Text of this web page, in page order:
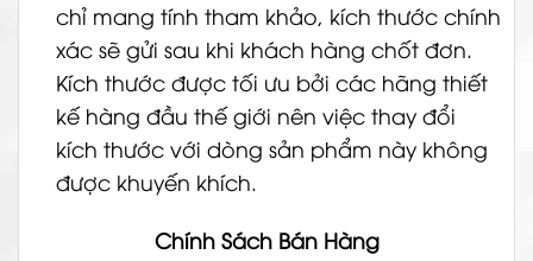
chỉ mang tính tham khảo, kích thước chính
xác sẽ gửi sau khi khách hàng chốt đơn.
Kích thước được tối ưu bởi các hãng thiết
kế hàng đầu thế giới nên việc thay đổi
kích thước với dòng sản phẩm này không
được khuyến khích.
Chính Sách Bán Hàng